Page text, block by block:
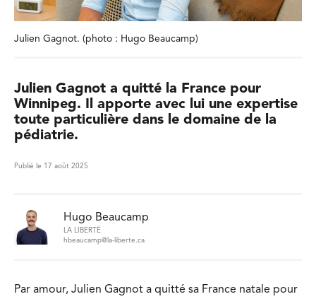
Julien Gagnot. (photo : Hugo Beaucamp)
Julien Gagnot a quitté la France pour
Winnipeg. Il apporte avec lui une expertise
toute particulière dans le domaine de la
pédiatrie.
Publié le 17 août 2025
Hugo Beaucamp
LA LIBERTÉ
hbeaucamp@la-liberte.ca
Par amour, Julien Gagnot a quitté sa France natale pour